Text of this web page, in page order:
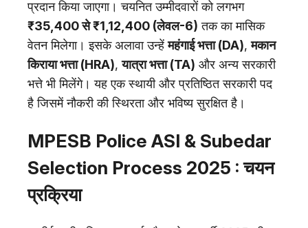
प्रदान किया जाएगा। चयनित उम्मीदवारों को लगभग
₹35,400 से ₹1,12,400 (लेवल-6) तक का मासिक
वेतन मिलेगा। इसके अलावा उन्हेंमहंगाई भत्ता (DA),मकान
किराया भत्ता (HRA),यात्रा भत्ता (TA) और अन्य सरकारी
भत्ते भी मिलेंगे। यह एक स्थायी और प्रतिष्ठित सरकारी पद
है जिसमें नौकरी की स्थिरता और भविष्य सुरक्षित है।
MPESB Police ASI & Subedar
Selection Process 2025 : चयन
प्रक्रिया